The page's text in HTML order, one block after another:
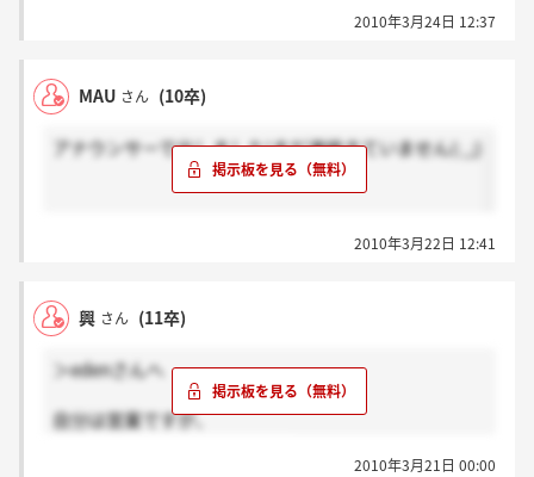
2010年3月24日 12:37
MAU さん (10卒)
アナウンサーで出しました!まだ連絡きていません(:_;)
2010年3月22日 12:41
興 さん (11卒)
＞edenさんへ
自分は営業ですが、
2010年3月21日 00:00